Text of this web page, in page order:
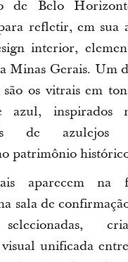
de Belo
refletir, em sua
interior,
Minas Gerais. Um
os vitrais em
azul, inspirados
de azulejos
patrimônio
aparecem na
sala de
unificada